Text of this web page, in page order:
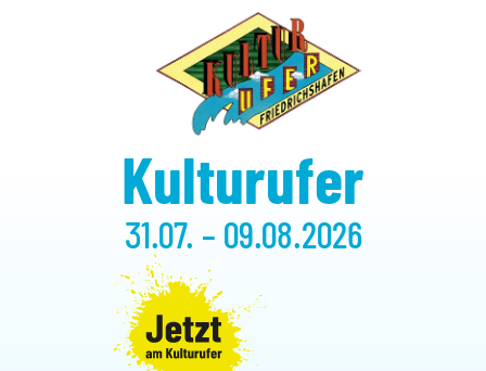
Kulturufer
31.07. – 09.08.2026